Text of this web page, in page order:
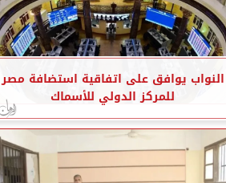
النواب يوافق على اتفاقية استضافة مصر
للمركز الدولي للأسماك